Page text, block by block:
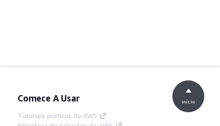
Comece A Usar
Tutoriais práticos da AWS
início